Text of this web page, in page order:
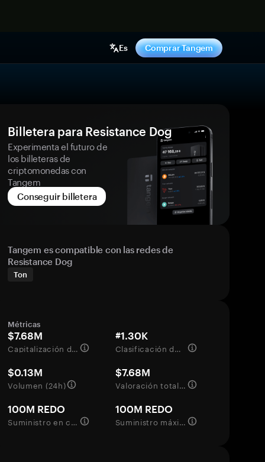
Es Comprar Tangem
Billetera para Resistance Dog
Experimenta el futuro de
los billeteras de
criptomonedas con
Tangem
Conseguir billetera
Tangem es compatible con las redes de
Resistance Dog
Ton
Métricas
$7.68M
Capitalización de mercado
#1.30K
Clasificación del mercado
$0.13M
Volumen (24h)
$7.68M
Valoración totalmente diluida
100M REDO
Suministro en circulación
100M REDO
Suministro máximo